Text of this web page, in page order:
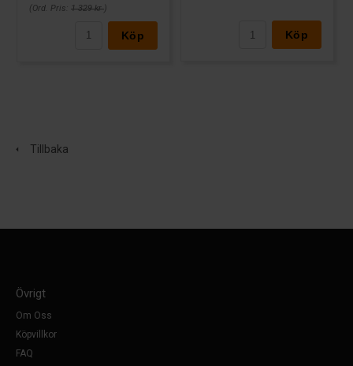
(Ord. Pris: 1 329 kr)
Köp Köp
Tillbaka
Övrigt
Om Oss
Köpvillkor
FAQ